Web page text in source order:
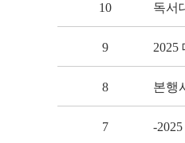
10 독서
9 2025
8 본행
7 -